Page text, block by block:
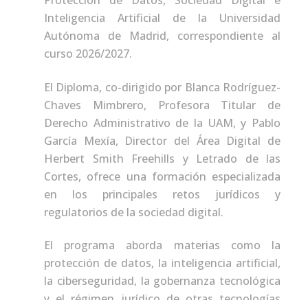
Inteligencia Artificial de la Universidad
Autónoma de Madrid, correspondiente al
curso 2026/2027.
El Diploma, co-dirigido por Blanca Rodríguez-
Chaves Mimbrero, Profesora Titular de
Derecho Administrativo de la UAM, y Pablo
García Mexía, Director del Área Digital de
Herbert Smith Freehills y Letrado de las
Cortes, ofrece una formación especializada
en los principales retos jurídicos y
regulatorios de la sociedad digital.
El programa aborda materias como la
protección de datos, la inteligencia artificial,
la ciberseguridad, la gobernanza tecnológica